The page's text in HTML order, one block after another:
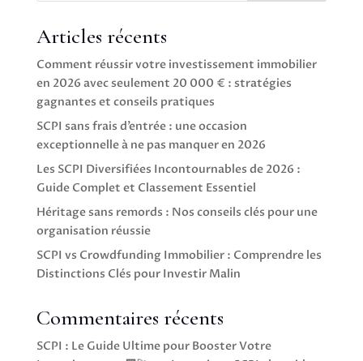
Articles récents
Comment réussir votre investissement immobilier
en 2026 avec seulement 20 000 € : stratégies
gagnantes et conseils pratiques
SCPI sans frais d’entrée : une occasion
exceptionnelle à ne pas manquer en 2026
Les SCPI Diversifiées Incontournables de 2026 :
Guide Complet et Classement Essentiel
Héritage sans remords : Nos conseils clés pour une
organisation réussie
SCPI vs Crowdfunding Immobilier : Comprendre les
Distinctions Clés pour Investir Malin
Commentaires récents
SCPI : Le Guide Ultime pour Booster Votre